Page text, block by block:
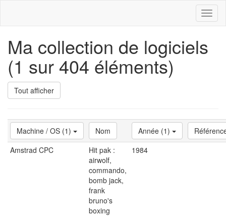
Ma collection de logiciels
(1 sur 404 éléments)
Tout afficher
Machine / OS (1) Nom Année (1)
Amstrad CPC
Hit pak :
airwolf,
commando,
bomb jack,
frank
bruno's
boxing
1984